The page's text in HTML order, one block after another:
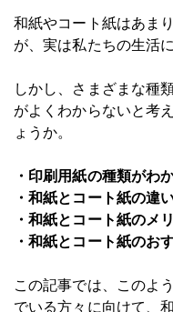
和紙やコート紙はあま
が、実は私たちの生活
しかし、さまざまな種
がよくわからないと考
ょうか。
・印刷用紙の種類がわ
・和紙とコート紙の違
・和紙とコート紙のメ
・和紙とコート紙のお
この記事では、このよ
でいる方々に向けて、